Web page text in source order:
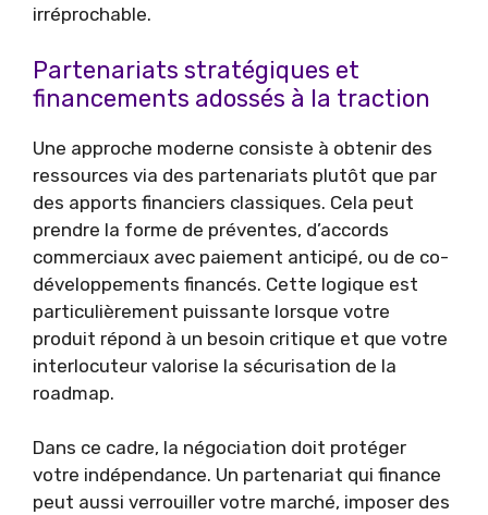
irréprochable.
Partenariats stratégiques et
financements adossés à la traction
Une approche moderne consiste à obtenir des
ressources via des partenariats plutôt que par
des apports financiers classiques. Cela peut
prendre la forme de préventes, d’accords
commerciaux avec paiement anticipé, ou de co-
développements financés. Cette logique est
particulièrement puissante lorsque votre
produit répond à un besoin critique et que votre
interlocuteur valorise la sécurisation de la
roadmap.
Dans ce cadre, la négociation doit protéger
votre indépendance. Un partenariat qui finance
peut aussi verrouiller votre marché, imposer des